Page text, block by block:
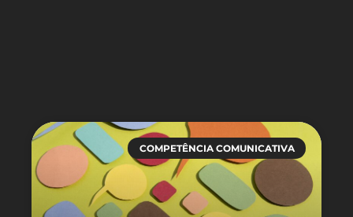
COMPETÊNCIA COMUNICATIVA